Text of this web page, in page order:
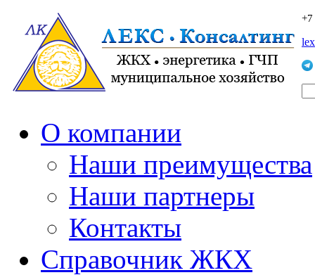
О компании
Наши преимущества
Наши партнеры
Контакты
Справочник ЖКХ